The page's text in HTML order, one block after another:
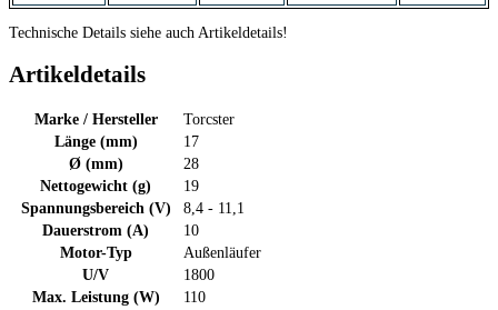
Technische Details siehe auch Artikeldetails!
Artikeldetails
Marke / Hersteller
Torcster
Länge (mm)
17
Ø (mm)
28
Nettogewicht (g)
19
Spannungsbereich (V)
8,4 - 11,1
Dauerstrom (A)
10
Motor-Typ
Außenläufer
U/V
1800
Max. Leistung (W)
110